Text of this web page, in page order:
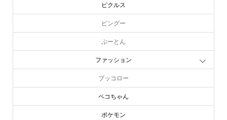
ピクルス
ピングー
ぷーとん
ファッション
ブッコロー
ペコちゃん
ポケモン